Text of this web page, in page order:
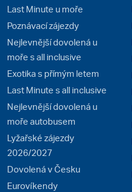
Last Minute u moře
Poznávací zájezdy
Nejlevnější dovolená u
moře s all inclusive
Exotika s přímým letem
Last Minute s all inclusive
Nejlevnější dovolená u
moře autobusem
Lyžařské zájezdy
2026/2027
Dovolená v Česku
Eurovíkendy